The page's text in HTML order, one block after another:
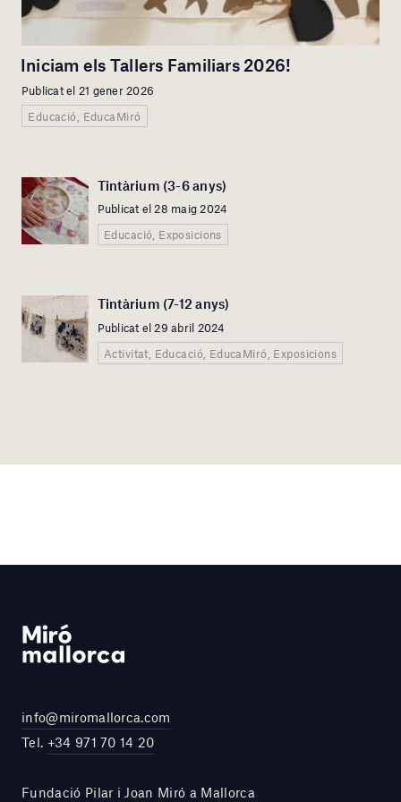
Iniciam els Tallers Familiars 2026!
Publicat el 21 gener 2026
Educació, EducaMiró
Tintàrium (3-6 anys)
Publicat el 28 maig 2024
Educació, Exposicions
Tintàrium (7-12 anys)
Publicat el 29 abril 2024
Activitat, Educació, EducaMiró, Exposicions
info@miromallorca.com
Tel. +34 971 70 14 20
Fundació Pilar i Joan Miró a Mallorca